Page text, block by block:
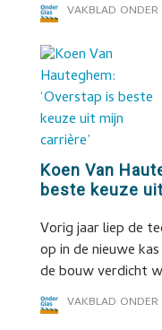
VAKBLAD ONDER
Koen Van
beste keuze
Vorig jaar liep de
op in de nieuwe
de bouw verdicht
VAKBLAD ONDER